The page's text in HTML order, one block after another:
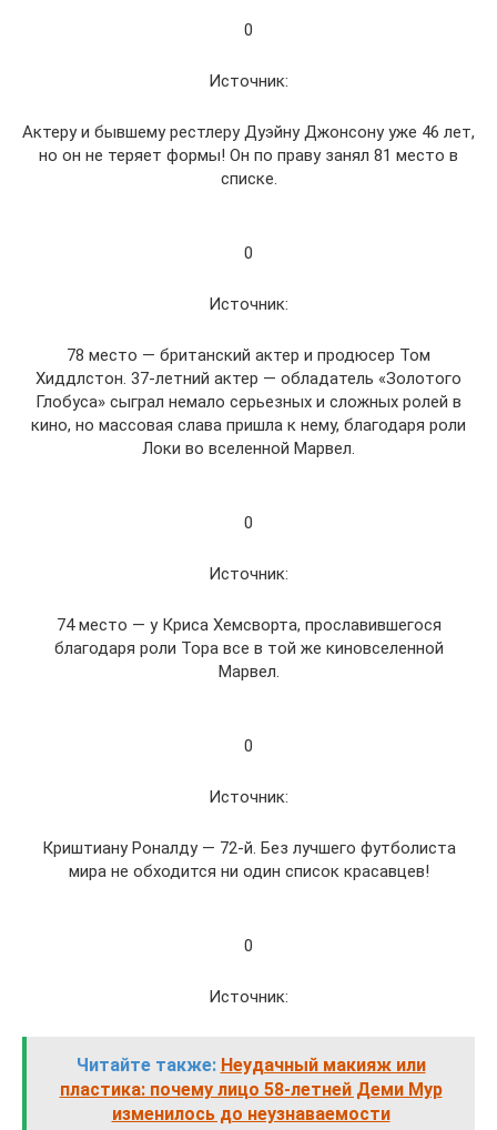
0
Источник:
Актеру и бывшему рестлеру Дуэйну Джонсону уже 46 лет,
но он не теряет формы! Он по праву занял 81 место в
списке.
0
Источник:
78 место — британский актер и продюсер Том
Хиддлстон. 37-летний актер — обладатель «Золотого
Глобуса» сыграл немало серьезных и сложных ролей в
кино, но массовая слава пришла к нему, благодаря роли
Локи во вселенной Марвел.
0
Источник:
74 место — у Криса Хемсворта, прославившегося
благодаря роли Тора все в той же киновселенной
Марвел.
0
Источник:
Криштиану Роналду — 72-й. Без лучшего футболиста
мира не обходится ни один список красавцев!
0
Источник:
Читайте также: Неудачный макияж или
пластика: почему лицо 58-летней Деми Мур
изменилось до неузнаваемости